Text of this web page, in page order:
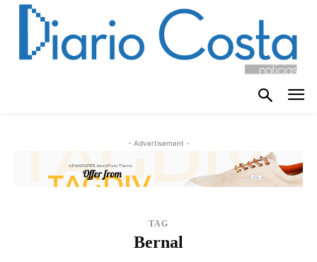
- Advertisement -
TAG
Bernal